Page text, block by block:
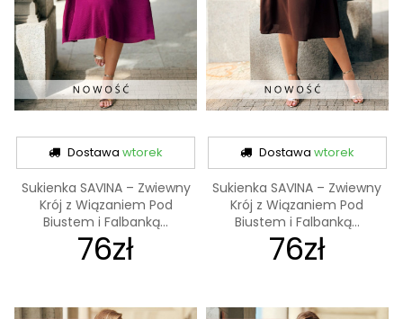
Dostawawtorek
Sukienka SAVINA – Zwiewny
Krój z Wiązaniem Pod
Biustem i Falbanką...
76zł
Dostawa wtorek
Sukienka SAVINA – Zwiewny
Krój z Wiązaniem Pod
Biustem i Falbanką...
76zł